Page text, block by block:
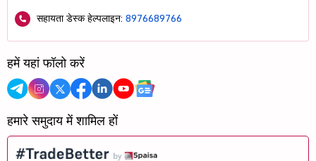
सहायता डेस्क हेल्पलाइन: 8976689766
हमें यहां फॉलो करें
हमारे समुदाय में शामिल हों